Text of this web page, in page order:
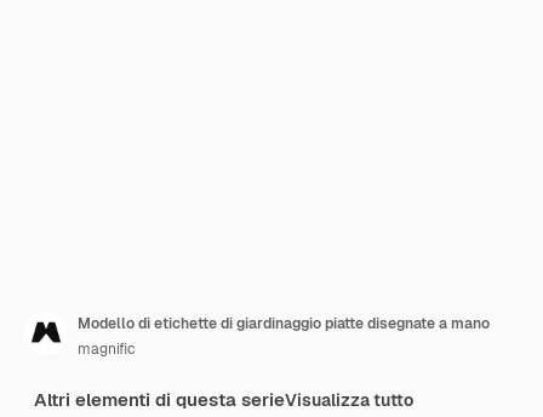
Modello di etichette di giardinaggio piatte disegnate a mano
magnific
Altri elementi di questa serieVisualizza tutto